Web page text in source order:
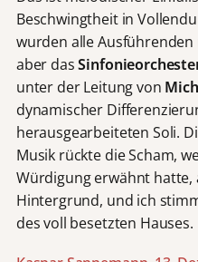
Beschwingtheit in
wurden alle
aber das
unter der Leitung von
dynamischer
herausgearbeiteten Soli.
Musik rückte die Scham,
Würdigung erwähnt hatte,
Hintergrund, und ich
des voll besetzten Hauses.